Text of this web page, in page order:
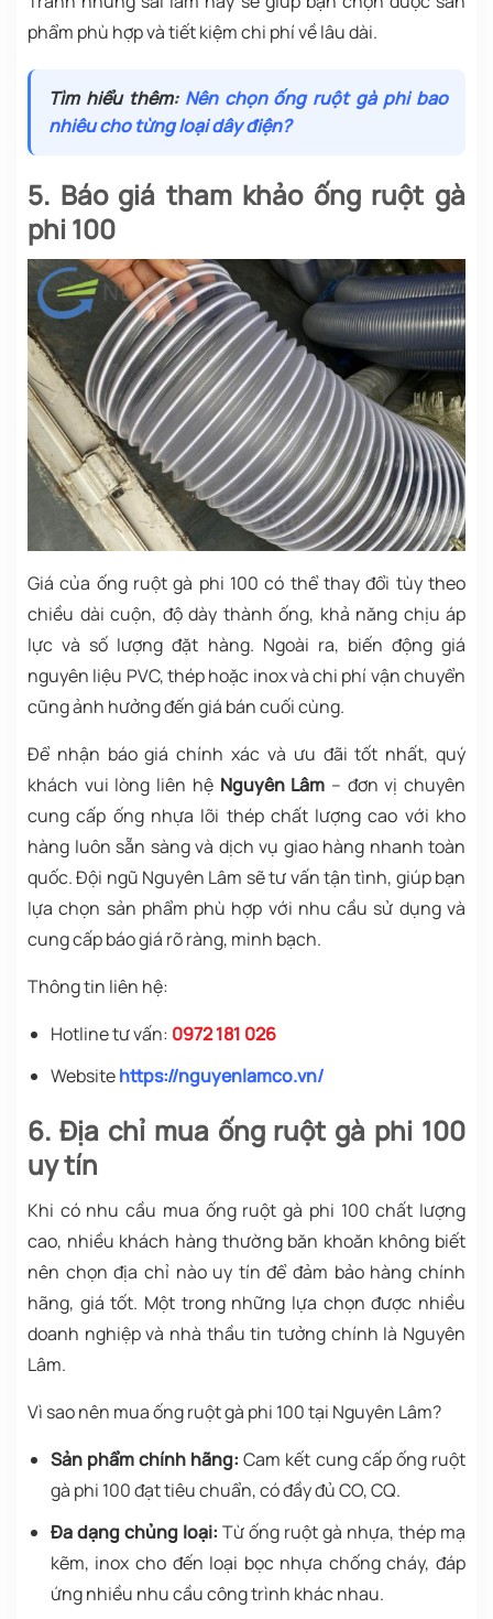
phẩm phù hợp và tiết kiệm chi phí về lâu dài.
Tìm hiểu thêm: Nên chọn ống ruột gà phi bao
nhiêu cho từng loại dây điện?
5. Báo giá tham khảo ống ruột gà
phi 100
Giá của ống ruột gà phi 100 có thể thay đổi tùy theo
chiều dài cuộn, độ dày thành ống, khả năng chịu áp
lực và số lượng đặt hàng. Ngoài ra, biến động giá
nguyên liệu PVC, thép hoặc inox và chi phí vận chuyển
cũng ảnh hưởng đến giá bán cuối cùng.
Để nhận báo giá chính xác và ưu đãi tốt nhất, quý
khách vui lòng liên hệNguyên Lâm – đơn vị chuyên
cung cấp ống nhựa lõi thép chất lượng cao với kho
hàng luôn sẵn sàng và dịch vụ giao hàng nhanh toàn
quốc. Đội ngũ Nguyên Lâm sẽ tư vấn tận tình, giúp bạn
lựa chọn sản phẩm phù hợp với nhu cầu sử dụng và
cung cấp báo giá rõ ràng, minh bạch.
Thông tin liên hệ:
Hotline tư vấn: 0972 181 026
Websitehttps://nguyenlamco.vn/
6. Địa chỉ mua ống ruột gà phi 100
uy tín
Khi có nhu cầu mua ống ruột gà phi 100 chất lượng
cao, nhiều khách hàng thường băn khoăn không biết
nên chọn địa chỉ nào uy tín để đảm bảo hàng chính
hãng, giá tốt. Một trong những lựa chọn được nhiều
doanh nghiệp và nhà thầu tin tưởng chính là Nguyên
Lâm.
Vì sao nên mua ống ruột gà phi 100 tại Nguyên Lâm?
Sản phẩm chính hãng:Cam kết cung cấp ống ruột
gà phi 100 đạt tiêu chuẩn, có đầy đủ CO, CQ.
Đa dạng chủng loại: Từ ống ruột gà nhựa, thép mạ
kẽm, inox cho đến loại bọc nhựa chống cháy, đáp
ứng nhiều nhu cầu công trình khác nhau.